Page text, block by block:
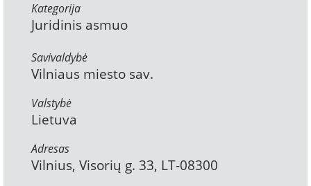
Kategorija
Juridinis asmuo
Savivaldybė
Vilniaus miesto sav.
Valstybė
Lietuva
Adresas
Vilnius, Visorių g. 33, LT-08300